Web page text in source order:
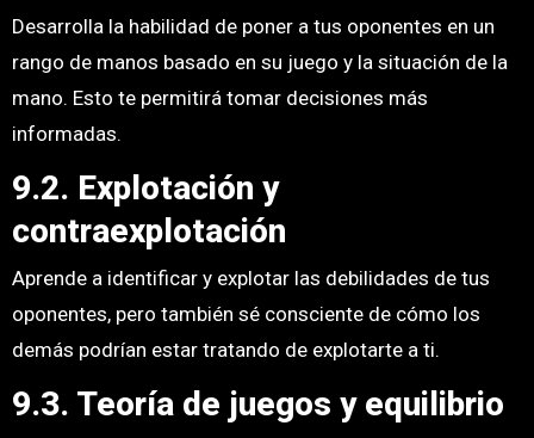
Desarrolla la habilidad de poner a tus oponentes en un
rango de manos basado en su juego y la situación de la
mano. Esto te permitirá tomar decisiones más
informadas.
9.2. Explotación y
contraexplotación
Aprende a identificar y explotar las debilidades de tus
oponentes, pero también sé consciente de cómo los
demás podrían estar tratando de explotarte a ti.
9.3. Teoría de juegos y equilibrio